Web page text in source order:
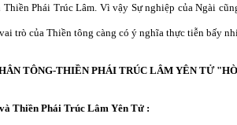
Thiền Phái Trúc Lâm. Vì vậy Sự nghiệp của Ngài
trò của Thiền tông càng có ý nghĩa thực tiễn bấy
TÔNG-THIỀN PHÁI TRÚC LÂM YÊN TỬ
Thiền Phái Trúc Lâm Yên Tử :